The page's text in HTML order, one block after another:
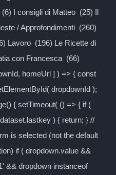
I consigli di Matteo (25) Il
/ Approfondimenti (260)
Lavoro (196) Le Ricette di
con Francesca (66)
homeUrl ] ) => { const
dropdownId );
{ setTimeout( () => { if (
) { return; } //
is selected (not the default
if ( dropdown.value &&
&& dropdown instanceof